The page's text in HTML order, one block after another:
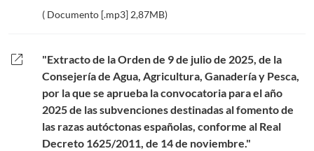
( Documento [.mp3] 2,87MB)
open_in_new
"Extracto de la Orden de 9 de julio de 2025, de la
Consejería de Agua, Agricultura, Ganadería y Pesca,
por la que se aprueba la convocatoria para el año
2025 de las subvenciones destinadas al fomento de
las razas autóctonas españolas, conforme al Real
Decreto 1625/2011, de 14 de noviembre."